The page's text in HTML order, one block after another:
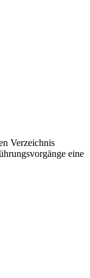
Verzeichnis
eine